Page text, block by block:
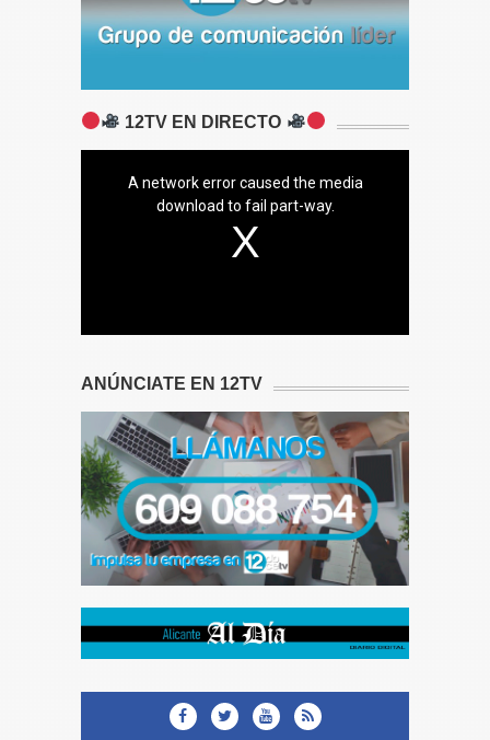
12TV EN DIRECTO
A network error caused the media
download to fail part-way.
ANÚNCIATE EN 12TV